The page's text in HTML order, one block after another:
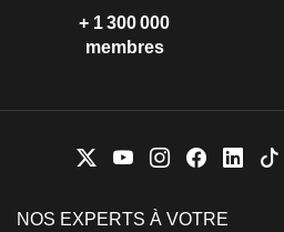
+ 1 300 000
membres
NOS EXPERTS À VOTRE